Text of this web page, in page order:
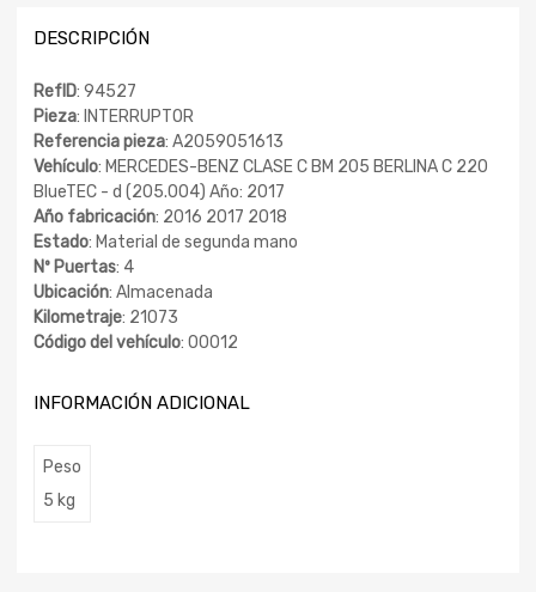
DESCRIPCIÓN
RefID: 94527
Pieza: INTERRUPTOR
Referencia pieza: A2059051613
Vehículo: MERCEDES-BENZ CLASE C BM 205 BERLINA C 220
BlueTEC - d (205.004) Año: 2017
Año fabricación: 2016 2017 2018
Estado: Material de segunda mano
Nº Puertas: 4
Ubicación: Almacenada
Kilometraje: 21073
Código del vehículo: 00012
INFORMACIÓN ADICIONAL
Peso
5 kg